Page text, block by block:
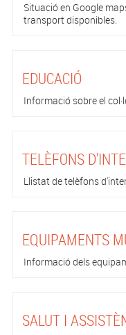
Situació en Google
transport disponibles.
EDUCACIÓ
Informació sobre el
TELÈFONS
Llistat de telèfons
EQUIPAMENTS
Informació dels
SALUT I